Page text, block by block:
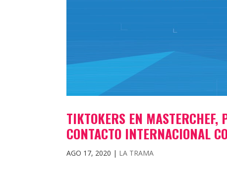
TIKTOKERS EN
CONTACTO INTERNACIONAL
AGO 17, 2020 | LA TRAMA